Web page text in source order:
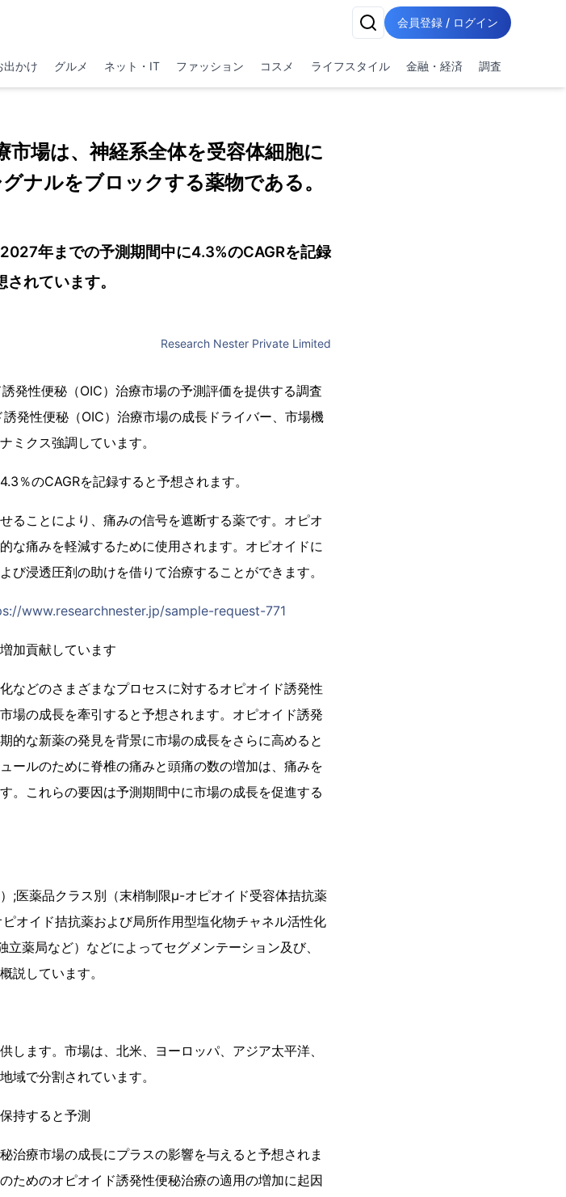
会員登録 / ログイン
出かけ グルメ ネット・IT ファッション コスメ ライフスタイル 金融・経済 調査
場は、神経系全体を受容体細胞に
ナルをブロックする薬物である。
年までの予測期間中に4.3%のCAGRを記録
れています。
Research Nester Private Limited
発性便秘（OIC）治療市場の予測評価を提供する調査
発性便秘（OIC）治療市場の成長ドライバー、市場機
ミクス強調しています。
％のCAGRを記録すると予想されます。
ることにより、痛みの信号を遮断する薬です。オピオ
な痛みを軽減するために使用されます。オピオイドに
び浸透圧剤の助けを借りて治療することができます。
www.researchnester.jp/sample-request-771
加貢献しています
などのさまざまなプロセスに対するオピオイド誘発性
場の成長を牽引すると予想されます。オピオイド誘発
的な新薬の発見を背景に市場の成長をさらに高めると
ールのために脊椎の痛みと頭痛の数の増加は、痛みを
。これらの要因は予測期間中に市場の成長を促進する
;医薬品クラス別（末梢制限μ-オピオイド受容体拮抗薬
オイド拮抗薬および局所作用型塩化物チャネル活性化
薬局など）などによってセグメンテーション及び、
説しています。
ます。市場は、北米、ヨーロッパ、アジア太平洋、
域で分割されています。
持すると予測
治療市場の成長にプラスの影響を与えると予想されま
ためのオピオイド誘発性便秘治療の適用の増加に起因